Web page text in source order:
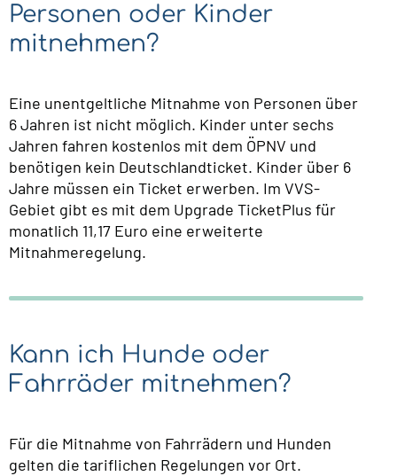
Personen oder Kinder
mitnehmen?
Eine unentgeltliche Mitnahme von Personen über
6 Jahren ist nicht möglich. Kinder unter sechs
Jahren fahren kostenlos mit dem ÖPNV und
benötigen kein Deutschlandticket. Kinder über 6
Jahre müssen ein Ticket erwerben. Im VVS-
Gebiet gibt es mit dem Upgrade TicketPlus für
monatlich 11,17 Euro eine erweiterte
Mitnahmeregelung.
Kann ich Hunde oder
Fahrräder mitnehmen?
Für die Mitnahme von Fahrrädern und Hunden
gelten die tariflichen Regelungen vor Ort.